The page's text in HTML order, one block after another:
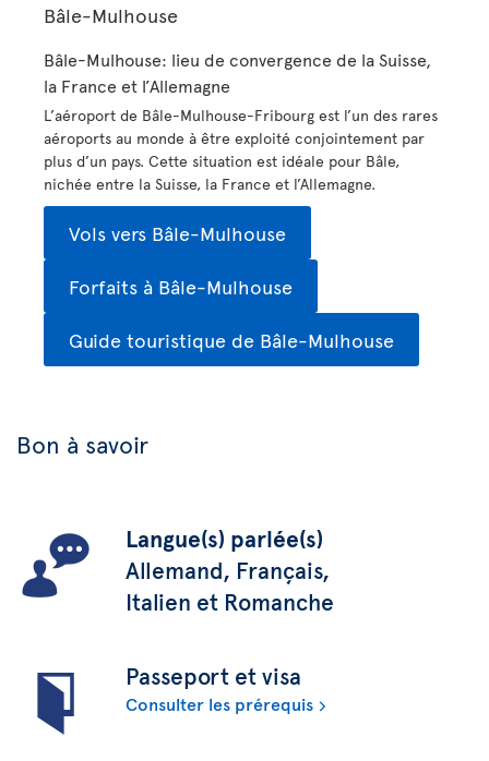
Bâle-Mulhouse
Bâle-Mulhouse: lieu de convergence de la Suisse,
la France et l’Allemagne
L’aéroport de Bâle-Mulhouse-Fribourg est l’un des rares
aéroports au monde à être exploité conjointement par
plus d’un pays. Cette situation est idéale pour Bâle,
nichée entre la Suisse, la France et l’Allemagne.
Vols vers Bâle-Mulhouse
Forfaits à Bâle-Mulhouse
Guide touristique de Bâle-Mulhouse
Bon à savoir
Langue(s) parlée(s)
Allemand, Français,
Italien et Romanche
Passeport et visa
Consulter les prérequis